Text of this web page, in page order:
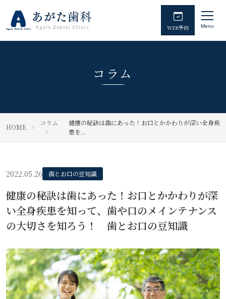
WEB予約 Menu
コラム
HOME
コラム
健康の秘訣は歯にあった！お口とかかわりが深い全身疾
患を...
2022.05.26 歯とお口の豆知識
健康の秘訣は歯にあった！お口とかかわりが深
い全身疾患を知って、歯や口のメインテナンス
の大切さを知ろう！ 歯とお口の豆知識